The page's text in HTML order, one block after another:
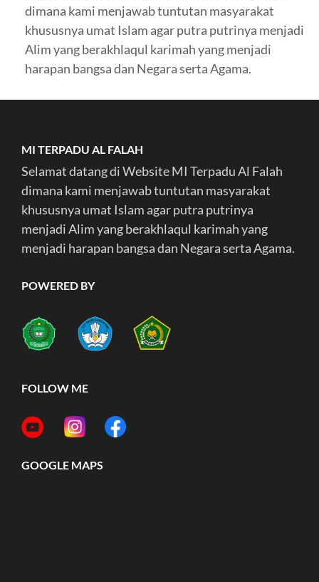
dimana kami menjawab tuntutan masyarakat
khususnya umat Islam agar putra putrinya menjadi
Alim yang berakhlaqul karimah yang menjadi
harapan bangsa dan Negara serta Agama.
MI TERPADU AL FALAH
Selamat datang di Website MI Terpadu Al Falah
dimana kami menjawab tuntutan masyarakat
khususnya umat Islam agar putra putrinya
menjadi Alim yang berakhlaqul karimah yang
menjadi harapan bangsa dan Negara serta Agama.
POWERED BY
FOLLOW ME
GOOGLE MAPS